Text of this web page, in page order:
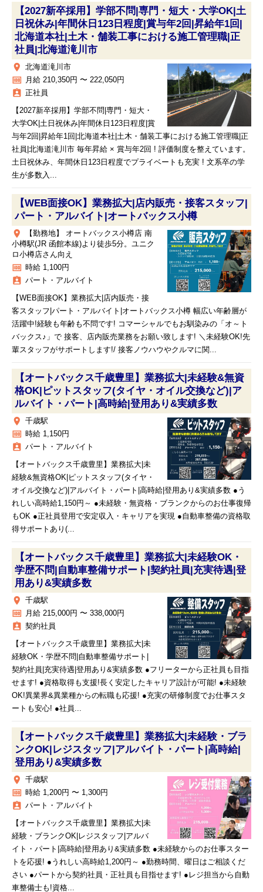
【2027新卒採用】学部不問|専門・短大・大学OK|土
日祝休み|年間休日123日程度|賞与年2回|昇給年1回|
北海道本社|土木・舗装工事における施工管理職|正
社員|北海道滝川市
place 北海道滝川市
money 月給 210,350円 〜 222,050円
assignment_ind 正社員
【2027新卒採用】学部不問|専門・短大・
大学OK|土日祝休み|年間休日123日程度|賞
与年2回|昇給年1回|北海道本社|土木・舗装工事における施工管理職|正
社員|北海道滝川市 毎年昇給 × 賞与年2回 ! 評価制度を整えています。
土日祝休み、年間休日123日程度でプライベートも充実 ! 文系卒の学
生が多数入...
【WEB面接OK】業務拡大|店内販売・接客スタッフ|
パート・アルバイト|オートバックス小樽
place
【勤務地】 オートバックス小樽店 南
小樽駅(JR 函館本線)より徒歩5分。ユニク
ロ小樽店さん向え
money 時給 1,100円
assignment_ind パート・アルバイト
【WEB面接OK】業務拡大|店内販売・接
客スタッフ|パート・アルバイト|オートバックス小樽 幅広い年齢層が
活躍中!経験も年齢も不問です! コマーシャルでもお馴染みの「オ～ト
バックス♪」で 接客、店内販売業務をお願い致します! ＼未経験OK!先
輩スタッフがサポートします!/ 接客ノウハウやクルマに関...
【オートバックス千歳豊里】業務拡大|未経験&無資
格OK|ピットスタッフ(タイヤ・オイル交換など)|ア
ルバイト・パート|高時給|登用あり&実績多数
place 千歳駅
money 時給 1,150円
assignment_ind パート・アルバイト
【オートバックス千歳豊里】業務拡大|未
経験&無資格OK|ピットスタッフ(タイヤ・
オイル交換など)|アルバイト・パート|高時給|登用あり&実績多数 ●う
れしい高時給1,150円～ ●未経験・無資格・ブランクからのお仕事復帰
もOK ●正社員登用で安定収入・キャリアを実現 ●自動車整備の資格取
得サポートあり(...
【オートバックス千歳豊里】業務拡大|未経験OK・
学歴不問|自動車整備サポート|契約社員|充実待遇|登
用あり&実績多数
place 千歳駅
money 月給 215,000円 〜 338,000円
assignment_ind 契約社員
【オートバックス千歳豊里】業務拡大|未
経験OK・学歴不問|自動車整備サポート|
契約社員|充実待遇|登用あり&実績多数 ●フリーターから正社員も目指
せます! ●資格取得も支援!長く安定したキャリア設計が可能! ●未経験
OK!異業界&異業種からの転職も応援! ●充実の研修制度でお仕事スタ
ートも安心! ●社員...
【オートバックス千歳豊里】業務拡大|未経験・ブラ
ンクOK|レジスタッフ|アルバイト・パート|高時給|
登用あり&実績多数
place 千歳駅
money 時給 1,200円 〜 1,300円
assignment_ind パート・アルバイト
【オートバックス千歳豊里】業務拡大|未
経験・ブランクOK|レジスタッフ|アルバ
イト・パート|高時給|登用あり&実績多数 ●未経験からのお仕事スター
トを応援! ●うれしい高時給1,200円～ ●勤務時間、曜日はご相談くだ
さい ●パートから契約社員・正社員も目指せます! ●レジ担当から自動
車整備士も!資格...